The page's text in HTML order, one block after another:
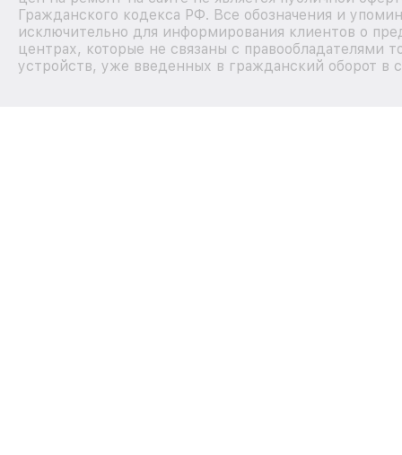
Гражданского кодекса РФ. Все обозначения и
исключительно для информирования клиентов о
центрах, которые не связаны с правообладателями
устройств, уже введенных в гражданский оборот в